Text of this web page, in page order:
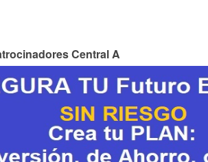
Central A